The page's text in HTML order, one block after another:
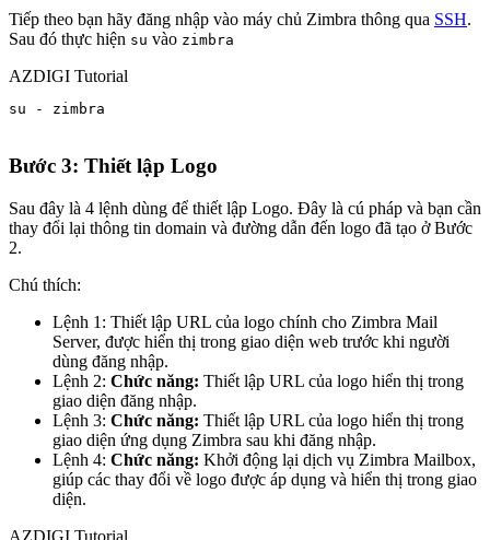
Tiếp theo bạn hãy đăng nhập vào máy chủ Zimbra thông qua SSH.
Sau đó thực hiện su vào zimbra
AZDIGI Tutorial
su - zimbra
Bước 3: Thiết lập Logo
Sau đây là 4 lệnh dùng để thiết lập Logo. Đây là cú pháp và bạn cần
thay đổi lại thông tin domain và đường dẫn đến logo đã tạo ở Bước
2.
Chú thích:
Lệnh 1: Thiết lập URL của logo chính cho Zimbra Mail
Server, được hiển thị trong giao diện web trước khi người
dùng đăng nhập.
Lệnh 2: Chức năng: Thiết lập URL của logo hiển thị trong
giao diện đăng nhập.
Lệnh 3: Chức năng: Thiết lập URL của logo hiển thị trong
giao diện ứng dụng Zimbra sau khi đăng nhập.
Lệnh 4: Chức năng: Khởi động lại dịch vụ Zimbra Mailbox,
giúp các thay đổi về logo được áp dụng và hiển thị trong giao
diện.
AZDIGI Tutorial